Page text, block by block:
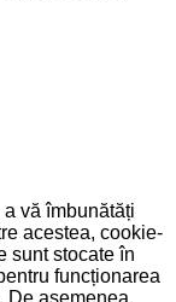
vă îmbunătăți
acestea, cookie-
sunt stocate în
funcționarea
De asemenea,